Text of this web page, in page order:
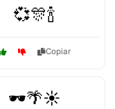
💞🎊🍾
Copiar
🕶️🌴☀️